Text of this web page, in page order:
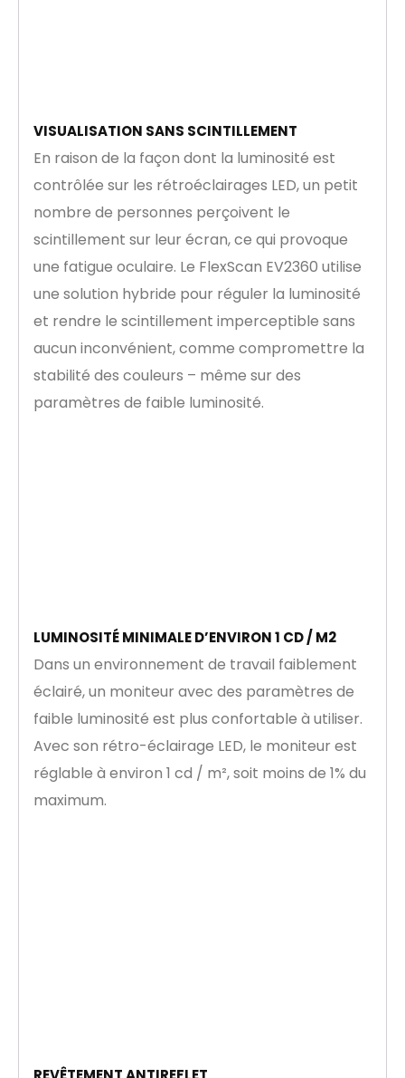
VISUALISATION SANS SCINTILLEMENT
En raison de la façon dont la luminosité est
contrôlée sur les rétroéclairages LED, un petit
nombre de personnes perçoivent le
scintillement sur leur écran, ce qui provoque
une fatigue oculaire. Le FlexScan EV2360 utilise
une solution hybride pour réguler la luminosité
et rendre le scintillement imperceptible sans
aucun inconvénient, comme compromettre la
stabilité des couleurs – même sur des
paramètres de faible luminosité.
LUMINOSITÉ MINIMALE D’ENVIRON 1 CD / M2
Dans un environnement de travail faiblement
éclairé, un moniteur avec des paramètres de
faible luminosité est plus confortable à utiliser.
Avec son rétro-éclairage LED, le moniteur est
réglable à environ 1 cd / m², soit moins de 1% du
maximum.